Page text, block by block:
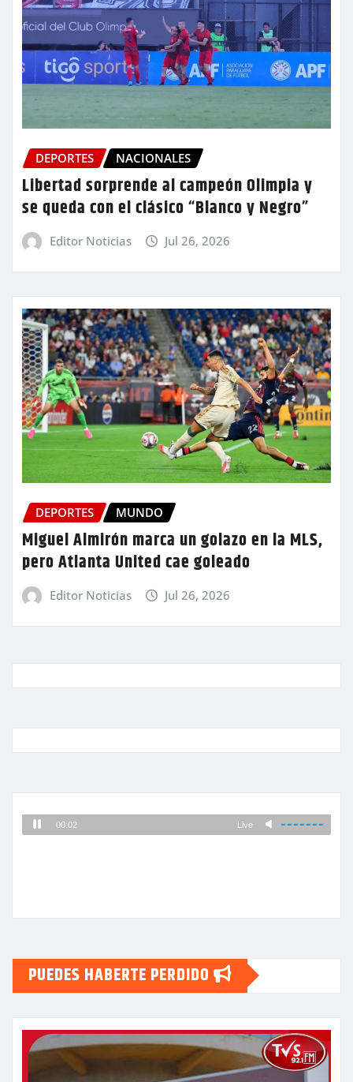
DEPORTES NACIONALES
Libertad sorprende al campeón Olimpia y
se queda con el clásico “Blanco y Negro”
Editor Noticias Jul 26, 2026
DEPORTES MUNDO
Miguel Almirón marca un golazo en la MLS,
pero Atlanta United cae goleado
Editor Noticias Jul 26, 2026
PUEDES HABERTE PERDIDO